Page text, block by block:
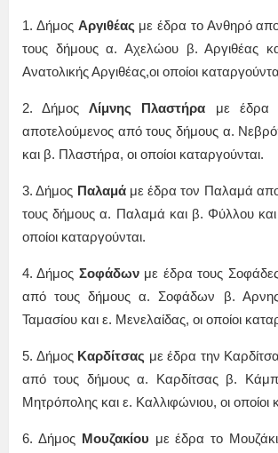
1. Δήμος Αργιθέας με έδρα το Ανθηρό
τους δήμους α. Αχελώου β. Αργιθέας
Ανατολικής Αργιθέας,οι οποίοι
2. ΔήμοςΛίμνης Πλαστήρα με έδρα
αποτελούμενος από τους δήμους α.
και β. Πλαστήρα, οι οποίοι καταργούνται.
3. Δήμος Παλαμάμε έδρα τον Παλαμά
τους δήμους α. Παλαμά και β. Φύλλου
οποίοι καταργούνται.
4. Δήμος Σοφάδωνμε έδρα τους
από τους δήμους α. Σοφάδων β.
Ταμασίου και ε. Μενελαίδας, οι οποίοι
5. Δήμος Καρδίτσας με έδρα την
από τους δήμους α. Καρδίτσας β.
Μητρόπολης και ε. Καλλιφώνιου, οι οποίοι
6. Δήμος Μουζακίου με έδρα το